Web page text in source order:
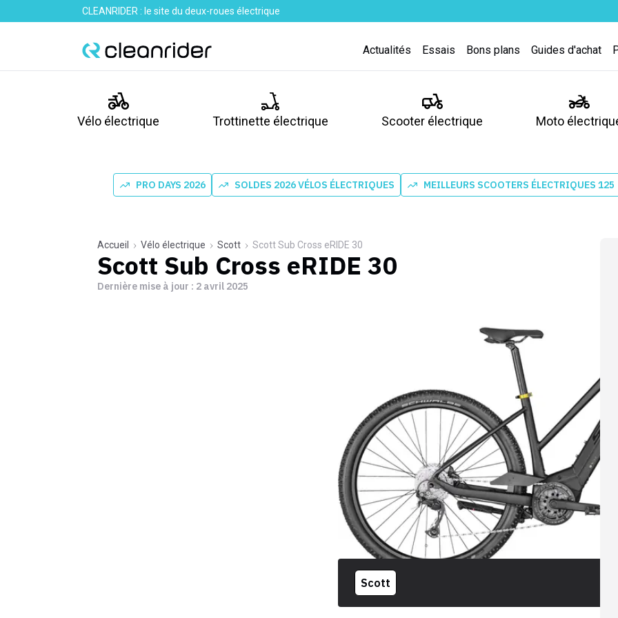
CLEANRIDER : le site du deux-roues électrique
Actualités Essais Bons plans Guides d'achat
Vélo électrique Trottinette électrique Scooter électrique Moto
PRO DAYS 2026 SOLDES 2026 VÉLOS ÉLECTRIQUES MEILLEURS SCOOTERS ÉLECTRIQUES 125
Accueil Vélo électrique Scott Scott Sub Cross eRIDE 30
Scott Sub Cross eRIDE 30
Dernière mise à jour : 2 avril 2025
Scott